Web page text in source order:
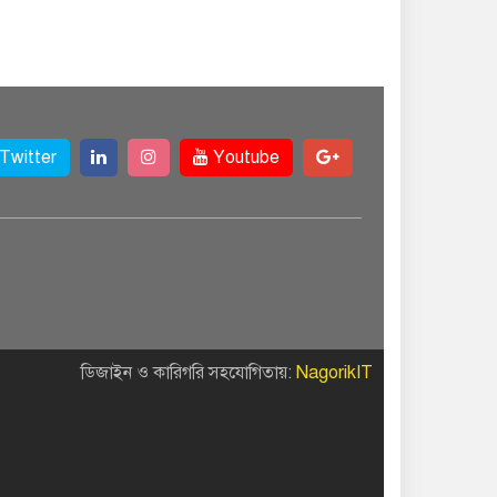
Twitter Youtube
ডিজাইন ও কারিগরি সহযোগিতায়: NagorikIT